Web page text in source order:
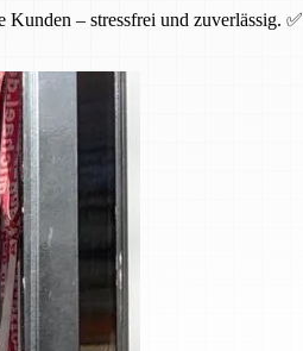
– stressfrei und zuverlässig. ✅